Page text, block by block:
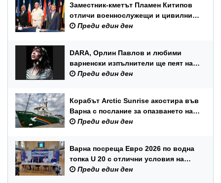
Заместник-кметът Пламен Китипов
отличи военнослужещи и цивилни
служители по повод Празника на
Преди един ден
DARA, Орлин Павлов и любими
варненски изпълнители ще пеят на
празника на Варна
Преди един ден
Корабът Arctic Sunrise акостира във
Варна с послание за опазването на
Черно море
Преди един ден
Варна посреща Евро 2026 по водна
топка U 20 с отлични условия на
състезателните басейни
Преди един ден